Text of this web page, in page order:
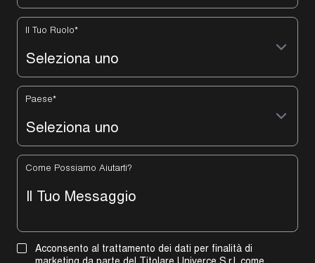
Il Tuo Ruolo*
Paese*
Come Possiamo Aiutarti?
Acconsento al trattamento dei dati per finalità di